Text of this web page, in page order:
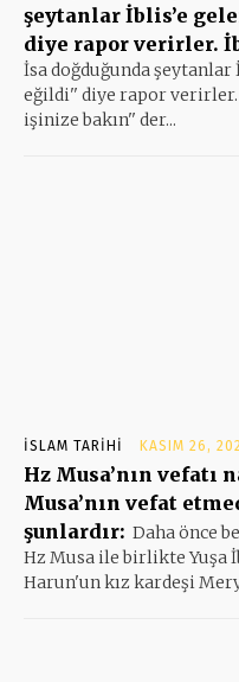
şeytanlar İblis’e
diye rapor verirler.
İsa doğduğunda şeytanlar
eğildi'' diye rapor
işinize bakın'' der...
İSLAM TARIHI KASIM 26,
Hz Musa’nın vefatı
Musa’nın vefat
şunlardır: Daha önce
Hz Musa ile birlikte Yuşa
Harun'un kız kardeşi